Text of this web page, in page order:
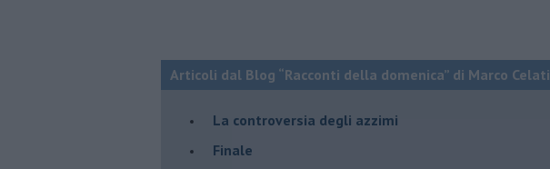
Articoli dal Blog “Racconti della domenica” di Marco Celati
La controversia degli azzimi
Finale